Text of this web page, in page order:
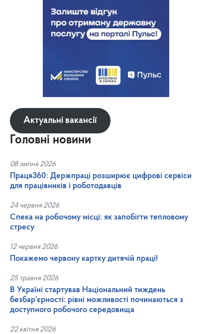
Актуальні вакансії
Головні новини
08 липня 2026
Праця360: Держпраці розширює цифрові сервіси
для працівників і роботодавців
24 червня 2026
Спека на робочому місці: як запобігти тепловому
стресу
12 червня 2026
Покажемо червону картку дитячій праці!
25 травня 2026
В Україні стартував Національний тиждень
безбар’єрності: рівні можливості починаються з
доступного робочого середовища
22 квітня 2026